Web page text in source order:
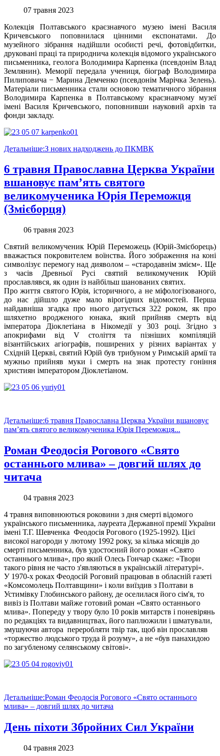
07 травня 2023
Колекція Полтавського краєзнавчого музею імені Василя
Кричевського поповнилася цінними експонатами. До
музейного зібрання надійшли особисті речі, фотовідбитки,
друковані праці та природнича колекція відомого українського
письменника, геолога Володимира Карпенка (псевдонім Влад
Землянин). Меморії передала учениця, біограф Володимира
Пилиповича − Марина Демченко (псевдонім Марічка Зелень).
Матеріали письменника стали основою тематичного зібрання
Володимира Карпенка в Полтавському краєзнавчому музеї
імені Василя Кричевського, поповнивши науковий архів та
фонди закладу.
Детальніше:З нових надходжень до ПКМВК
6 травня Православна Церква України
вшановує пам’ять святого
великомученика Юрія Переможця
(Змієборця)
06 травня 2023
Святий великомученик Юрій Переможець (Юрій-Змієборець)
вважається покровителем воїнства. Його зображення на коні
символізує перемогу над дияволом – «стародавнім змієм». Ще
з часів Древньої Русі святий великомученик Юрій
прославлявся, як один із найбільш шанованих святих.
Про життя святого Юрія, історичного, а не міфологізованого,
до нас дійшло дуже мало вірогідних відомостей. Перша
найдавніша згадка про нього датується 322 роком, як про
шляхетно вродженого юнака, який прийняв смерть від
імператора Діоклетіана в Нікомедії у 303 році. Згідно з
апокрифами від V століття та пізніших компіляцій
візантійських агіографів, поширених у різних варіантах у
Східній Церкві, святий Юрій був трибуном у Римській армії та
мужньо прийняв муки і смерть на знак протесту гоніння
християн імператором Діоклетіаном.
Детальніше:6 травня Православна Церква України вшановує
пам’ять святого великомученика Юрія Переможця...
Роман Феодосія Рогового «Свято
останнього млива» – довгий шлях до
читача
04 травня 2023
4 травня виповнюються роковини з дня смерті відомого
українського письменника, лауреата Державної премії України
імені Т.Г. Шевченка Феодосія Рогового (1925-1992). Цієї
високої нагороди у лютому 1992 року, за кілька місяців до
смерті письменника, був удостоєний його роман «Свято
останнього млива», про який Олесь Гончар скаже: «Твори
такого рівня не часто з'являються в українській літературі».
У 1970-х роках Феодосій Роговий працював в обласній газеті
«Комсомолець Полтавщини» і коли виїздив з Полтави в
Устимівку Глобинського району, де оселилася його сім'я, то
вивіз із Полтави майже готовий роман «Свято останнього
млива». Попереду у твору було 10 років митарств і поневірянь
по редакціях та видавництвах, його паплюжили і шматували,
змушуючи автора переробляти твір так, щоб він прославляв
«торжество людського труда й розуму», а не «був панахидою
по загубленому селянському світові».
Детальніше:Роман Феодосія Рогового «Свято останнього
млива» – довгий шлях до читача
День піхоти Збройних Сил України
04 травня 2023